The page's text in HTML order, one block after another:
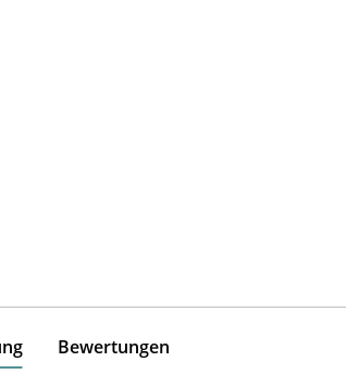
Bewertungen